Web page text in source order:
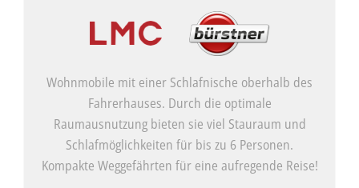
Wohnmobile mit einer Schlafnische oberhalb des
Fahrerhauses. Durch die optimale
Raumausnutzung bieten sie viel Stauraum und
Schlafmöglichkeiten für bis zu 6 Personen.
Kompakte Weggefährten für eine aufregende Reise!